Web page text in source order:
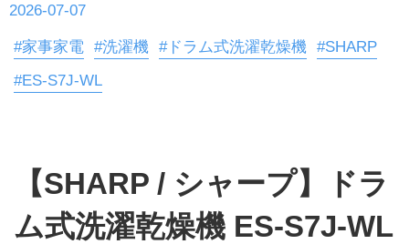
2026-07-07
#家事家電 #洗濯機 #ドラム式洗濯乾燥機
#SHARP
#ES-S7J-WL
【SHARP / シャープ】ドラ
ム式洗濯乾燥機 ES-S7J-WL